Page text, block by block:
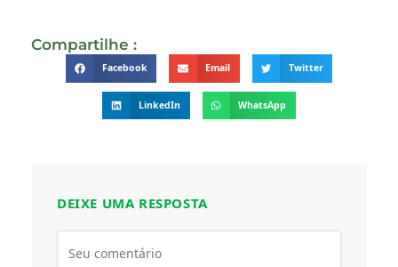
Compartilhe :
Facebook Email Twitter
LinkedIn WhatsApp
DEIXE UMA RESPOSTA